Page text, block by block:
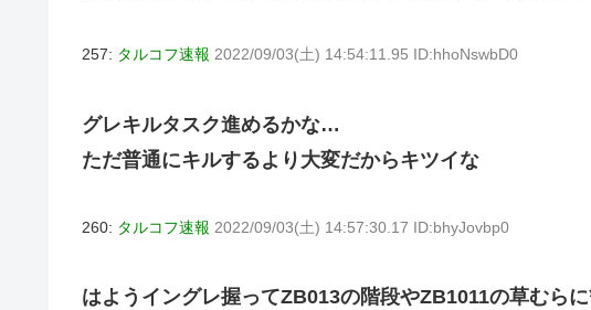
257: タルコフ速報 2022/09/03(土) 14:54:11.95 ID:hhoNswbD0
グレキルタスク進めるかな…
ただ普通にキルするより大変だからキツイな
260: タルコフ速報 2022/09/03(土) 14:57:30.17 ID:bhyJovbp0
はようイングレ握ってZB013の階段やZB1011の草むら